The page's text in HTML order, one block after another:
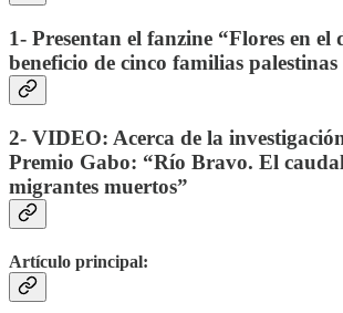
1- Presentan el fanzine “Flores en el
beneficio de cinco familias palestinas
2- VIDEO: Acerca de la
Premio Gabo: “Río Bravo. El
migrantes muertos”
Artículo principal: